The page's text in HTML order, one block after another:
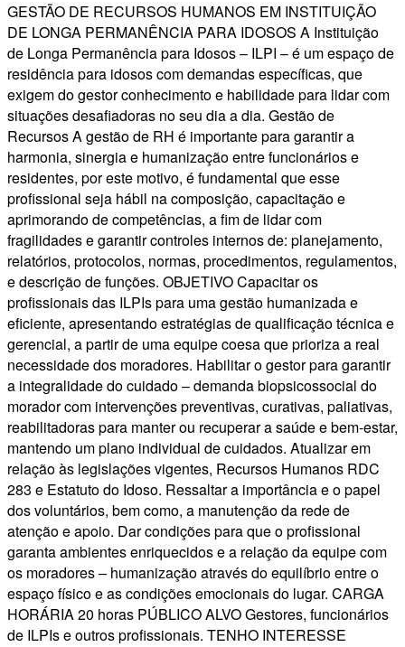
GESTÃO DE RECURSOS HUMANOS EM INSTITUIÇÃO
DE LONGA PERMANÊNCIA PARA IDOSOS A Instituição
de Longa Permanência para Idosos – ILPI – é um espaço de
residência para idosos com demandas específicas, que
exigem do gestor conhecimento e habilidade para lidar com
situações desafiadoras no seu dia a dia. Gestão de
Recursos A gestão de RH é importante para garantir a
harmonia, sinergia e humanização entre funcionários e
residentes, por este motivo, é fundamental que esse
profissional seja hábil na composição, capacitação e
aprimorando de competências, a fim de lidar com
fragilidades e garantir controles internos de: planejamento,
relatórios, protocolos, normas, procedimentos, regulamentos,
e descrição de funções. OBJETIVO Capacitar os
profissionais das ILPIs para uma gestão humanizada e
eficiente, apresentando estratégias de qualificação técnica e
gerencial, a partir de uma equipe coesa que prioriza a real
necessidade dos moradores. Habilitar o gestor para garantir
a integralidade do cuidado – demanda biopsicossocial do
morador com intervenções preventivas, curativas, paliativas,
reabilitadoras para manter ou recuperar a saúde e bem-estar,
mantendo um plano individual de cuidados. Atualizar em
relação às legislações vigentes, Recursos Humanos RDC
283 e Estatuto do Idoso. Ressaltar a importância e o papel
dos voluntários, bem como, a manutenção da rede de
atenção e apoio. Dar condições para que o profissional
garanta ambientes enriquecidos e a relação da equipe com
os moradores – humanização através do equilíbrio entre o
espaço físico e as condições emocionais do lugar. CARGA
HORÁRIA 20 horas PÚBLICO ALVO Gestores, funcionários
de ILPIs e outros profissionais. TENHO INTERESSE